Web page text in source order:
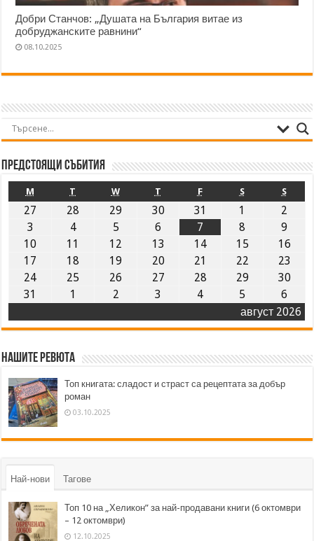
Добри Станчов: „Душата на България витае из
добруджанските равнини“
08.10.2025
Предстоящи събития
август 2026
M T W T F S S
27 28 29 30 31 1
2
3
4 5 6 7 8
9
10
11 12 13 14 15
16
17
18 19 20 21 22
23
24
25 26 27 28 29
30
31
1 2 3 4 5 6
Нашите ревюта
Топ книгата: сладост и страст са рецептата за добър
роман
03.10.2025
Най-нови Тагове
Топ 10 на „Хеликон” за най-продавани книги (6 октомври
– 12 октомври)
12.10.2025